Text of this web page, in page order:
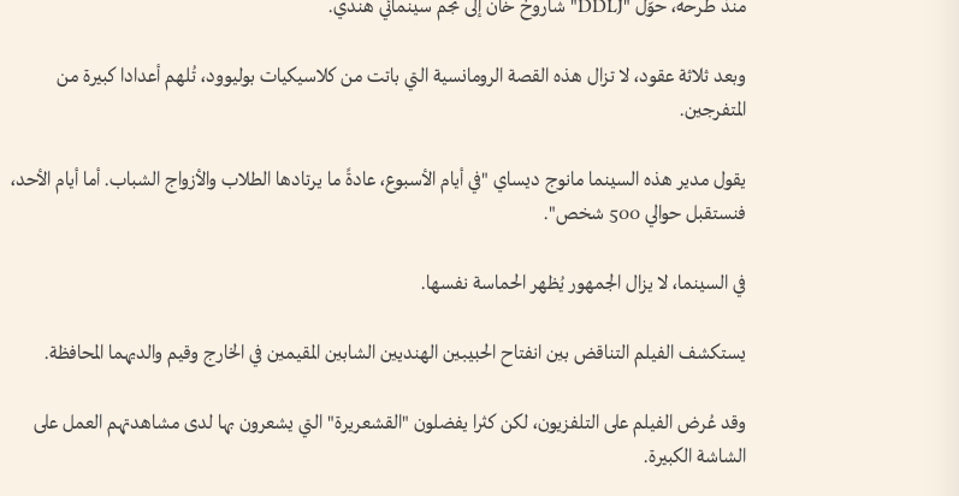
منذ طرحه، حوّل "DDLJ" شاروخ خان إلى نجم سينمائي هندي.
وبعد ثلاثة عقود، لا تزال هذه القصة الرومانسية التي باتت من كلاسيكيات بوليوود، تُلهم أعدادا كبيرة من
المتفرجين.
يقول مدير هذه السينما مانوج ديساي "في أيام الأسبوع، عادةً ما يرتادها الطلاب والأزواج الشباب. أما أيام الأحد،
فنستقبل حوالي 500 شخص".
في السينما، لا يزال الجمهور يُظهر الحماسة نفسها.
يستكشف الفيلم التناقض بين انفتاح الحبيبين الهنديين الشابين المقيمين في الخارج وقيم والديهما المحافظة.
وقد عُرض الفيلم على التلفزيون، لكن كثرا يفضلون "القشعريرة" التي يشعرون بها لدى مشاهدتهم العمل على
الشاشة الكبيرة.